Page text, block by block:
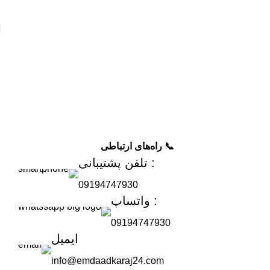
📞 راه‌های ارتباطی
: تلفن پشتیبانی
09194747930
: واتساپ
09194747930
ایمیل
info@emdaadkaraj24.com